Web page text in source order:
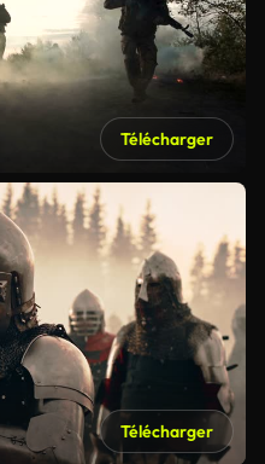
Télécharger
Télécharger